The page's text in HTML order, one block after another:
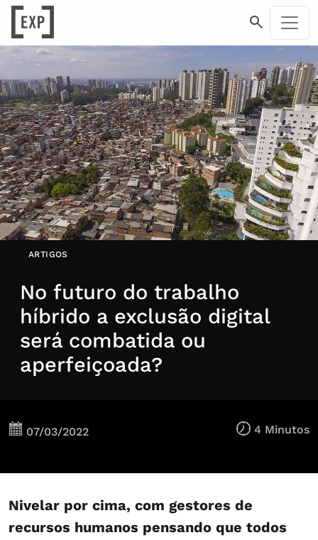
ARTIGOS
No futuro do trabalho
híbrido a exclusão digital
será combatida ou
aperfeiçoada?
07/03/2022 4 Minutos
Nivelar por cima, com gestores de
recursos humanos pensando que todos